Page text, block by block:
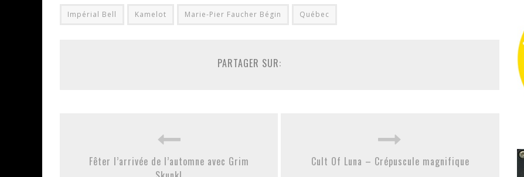
Impérial Bell Kamelot Marie-Pier Faucher Bégin Québec
PARTAGER SUR:
Fêter l’arrivée de l’automne avec Grim
Cult Of Luna – Crépuscule magnifique